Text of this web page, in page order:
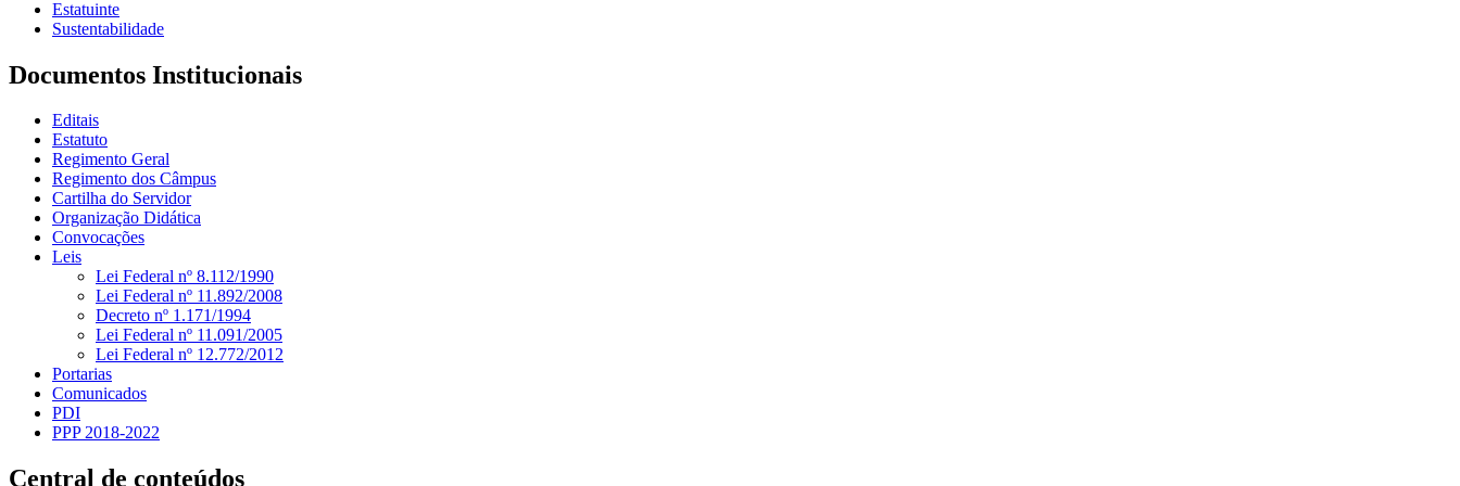
Estatuinte
Sustentabilidade
Documentos Institucionais
Editais
Estatuto
Regimento Geral
Regimento dos Câmpus
Cartilha do Servidor
Organização Didática
Convocações
Leis
Lei Federal nº 8.112/1990
Lei Federal nº 11.892/2008
Decreto nº 1.171/1994
Lei Federal nº 11.091/2005
Lei Federal nº 12.772/2012
Portarias
Comunicados
PDI
PPP 2018-2022
Central de conteúdos